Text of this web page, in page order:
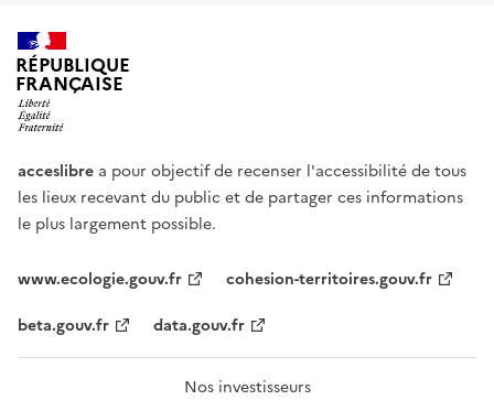
RÉPUBLIQUE
FRANÇAISE
acceslibre a pour objectif de recenser l'accessibilité de tous
les lieux recevant du public et de partager ces informations
le plus largement possible.
www.ecologie.gouv.fr
cohesion-territoires.gouv.fr
beta.gouv.fr
data.gouv.fr
Nos investisseurs